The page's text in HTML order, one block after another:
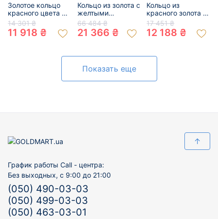
Золотое кольцо
красного цвета с
цирконом 01-
200455216
14 301 ₴
11 918 ₴
Кольцо из золота с
желтыми
бриллиантами и
жемчугом 01-
200188762
66 484 ₴
21 366 ₴
Кольцо из
красного золота с
жемчугом и
цирконом
«Цветок» 01-
17 451 ₴
12 188 ₴
Показать еще
↑
График работы Call - центра:
Без выходных, с 9:00 до 21:00
(050) 490-03-03
(050) 499-03-03
(050) 463-03-01